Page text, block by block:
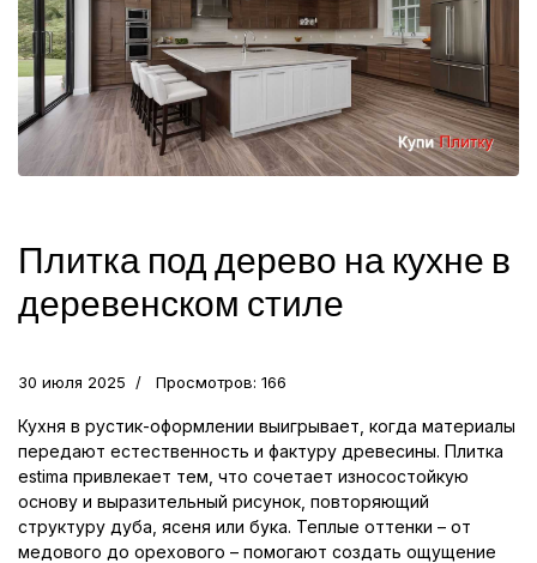
Плитка под дерево на кухне в
деревенском стиле
30 июля 2025 Просмотров: 166
Кухня в рустик-оформлении выигрывает, когда материалы
передают естественность и фактуру древесины. Плитка
estimа привлекает тем, что сочетает износостойкую
основу и выразительный рисунок, повторяющий
структуру дуба, ясеня или бука. Теплые оттенки – от
медового до орехового – помогают создать ощущение